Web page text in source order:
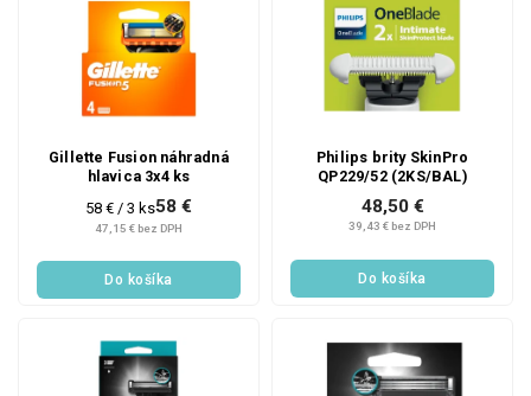
Gillette Fusion náhradná
hlavica 3x4 ks
47,15 € bez DPH
58 €
Jednotková
cena:
58 € / 3 ks
Do košíka
Philips brity SkinPro
QP229/52 (2KS/BAL)
39,43 € bez DPH
48,50 €
Do košíka